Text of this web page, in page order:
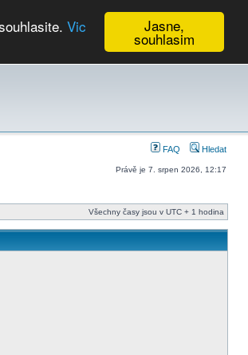
Jasne,
souhlasim
Vic
FAQ Hledat
Právě je 7. srpen 2026, 12:17
Všechny časy jsou v UTC + 1 hodina